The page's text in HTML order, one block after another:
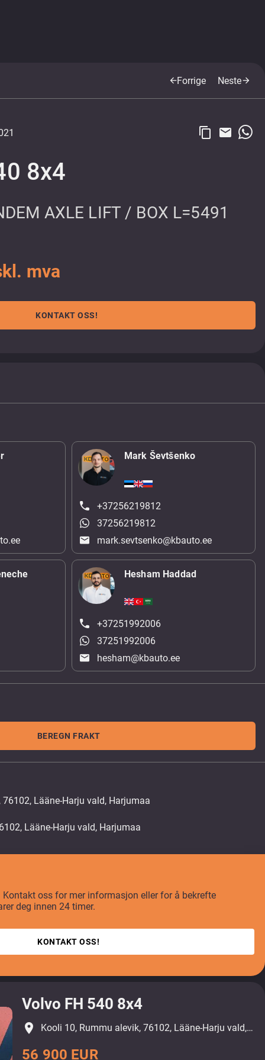
arrow_backForrige Nestearrow_forward
content_copy email
8x4
AXLE LIFT / BOX L=5491
mva
KONTAKT OSS!
Mark Ševtšenko
+37256219812
37256219812
mark.sevtsenko@kbauto.ee
Hesham Haddad
+37251992006
37251992006
hesham@kbauto.ee
BEREGN FRAKT
Lääne-Harju vald, Harjumaa
Kontakt oss for mer informasjon eller for å bekrefte
deg innen 24 timer.
KONTAKT OSS!
Volvo FH 540 8x4
56 900 EUR
place Kooli 10, Rummu alevik, 76102, Lääne-Harju vald, Harjumaa